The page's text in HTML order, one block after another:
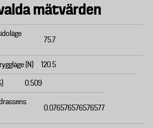
mätvärden
75.7
(N) 120.5
0.509
0.076576576576577